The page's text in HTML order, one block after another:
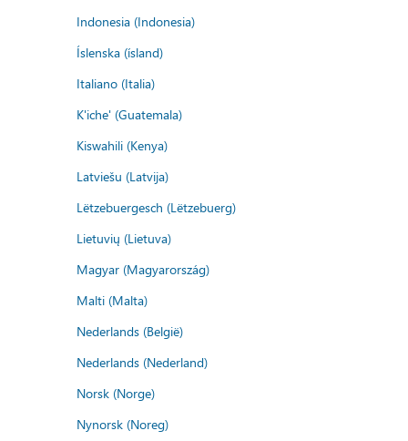
Indonesia (Indonesia)
Íslenska (ísland)
Italiano (Italia)
K'iche' (Guatemala)
Kiswahili (Kenya)
Latviešu (Latvija)
Lëtzebuergesch (Lëtzebuerg)
Lietuvių (Lietuva)
Magyar (Magyarország)
Malti (Malta)
Nederlands (België)
Nederlands (Nederland)
Norsk (Norge)
Nynorsk (Noreg)